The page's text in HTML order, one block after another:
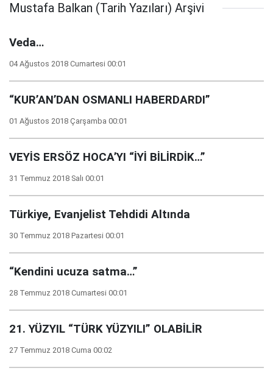
Mustafa Balkan (Tarih Yazıları) Arşivi
Veda…
04 Ağustos 2018 Cumartesi 00:01
“KUR’AN’DAN OSMANLI HABERDARDI”
01 Ağustos 2018 Çarşamba 00:01
VEYİS ERSÖZ HOCA’YI “İYİ BİLİRDİK…”
31 Temmuz 2018 Salı 00:01
Türkiye, Evanjelist Tehdidi Altında
30 Temmuz 2018 Pazartesi 00:01
“Kendini ucuza satma…”
28 Temmuz 2018 Cumartesi 00:01
21. YÜZYIL “TÜRK YÜZYILI” OLABİLİR
27 Temmuz 2018 Cuma 00:02